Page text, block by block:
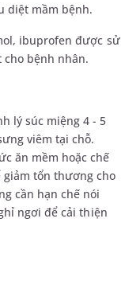
diệt mầm bệnh.
ibuprofen được sử
cho bệnh nhân.
lý súc miệng 4 - 5
viêm tại chỗ.
ăn mềm hoặc chế
tổn thương cho
cần hạn chế nói
ngơi để cải thiện